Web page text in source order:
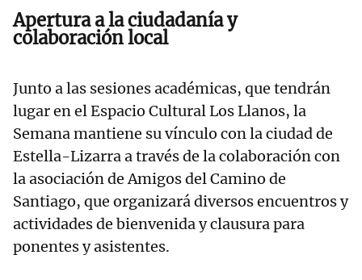
Apertura a la ciudadanía y
colaboración local
Junto a las sesiones académicas, que tendrán
lugar en el Espacio Cultural Los Llanos, la
Semana mantiene su vínculo con la ciudad de
Estella-Lizarra a través de la colaboración con
la asociación de Amigos del Camino de
Santiago, que organizará diversos encuentros y
actividades de bienvenida y clausura para
ponentes y asistentes.